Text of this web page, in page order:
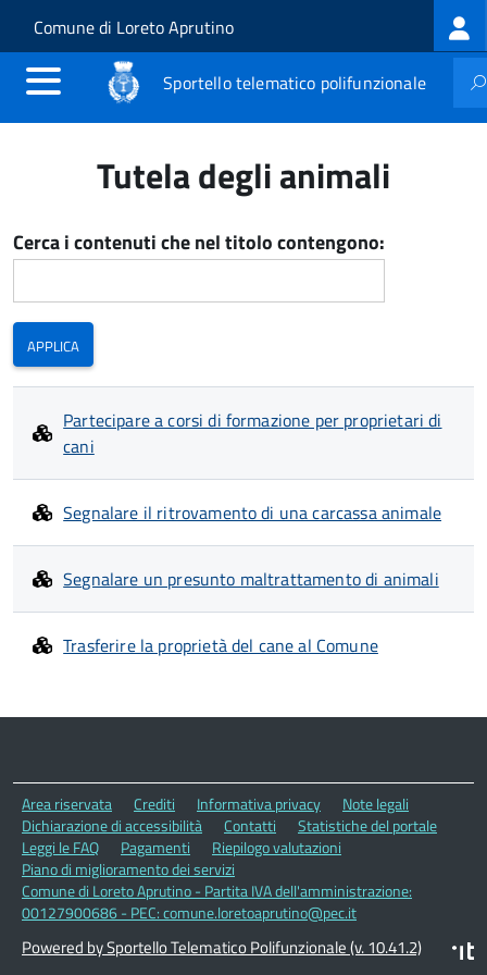
Salta al contenuto principale
Skip to site navigation
Comune di Loreto Aprutino
Sportello telematico polifunzionale
Tutela degli animali
Cerca i contenuti che nel titolo contengono:
Partecipare a corsi di formazione per proprietari di
cani
Segnalare il ritrovamento di una carcassa animale
Segnalare un presunto maltrattamento di animali
Trasferire la proprietà del cane al Comune
Area riservata Crediti Informativa privacy
Note legali
Dichiarazione di accessibilità
Contatti
Statistiche del portale
Leggi le FAQ
Pagamenti
Riepilogo valutazioni
Piano di miglioramento dei servizi
Comune di Loreto Aprutino - Partita IVA dell'amministrazione:
00127900686 - PEC: comune.loretoaprutino@pec.it
Powered by Sportello Telematico Polifunzionale (v. 10.41.2)